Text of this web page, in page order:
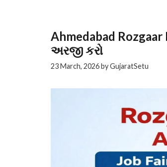
Ahmedabad
અરજી કરો
23 March, 2026byGujaratSetu